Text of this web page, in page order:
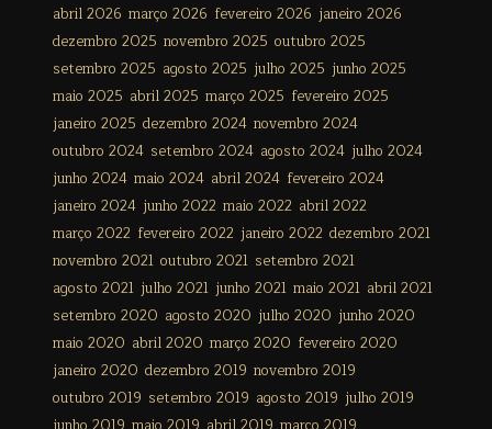
abril 2026 março 2026 fevereiro 2026 janeiro 2026
dezembro 2025 novembro 2025 outubro 2025
setembro 2025 agosto 2025 julho 2025 junho 2025
maio 2025 abril 2025 março 2025 fevereiro 2025
janeiro 2025 dezembro 2024 novembro 2024
outubro 2024 setembro 2024 agosto 2024 julho 2024
junho 2024 maio 2024 abril 2024 fevereiro 2024
janeiro 2024 junho 2022 maio 2022 abril 2022
março 2022 fevereiro 2022 janeiro 2022 dezembro 2021
novembro 2021 outubro 2021 setembro 2021
agosto 2021 julho 2021 junho 2021 maio 2021 abril 2021
setembro 2020 agosto 2020 julho 2020 junho 2020
maio 2020 abril 2020 março 2020 fevereiro 2020
janeiro 2020 dezembro 2019 novembro 2019
outubro 2019 setembro 2019 agosto 2019 julho 2019